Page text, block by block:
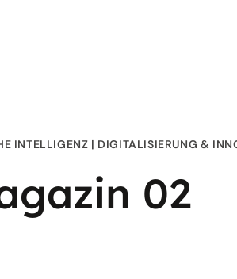
INTELLIGENZ
DIGITALISIERUNG &
02